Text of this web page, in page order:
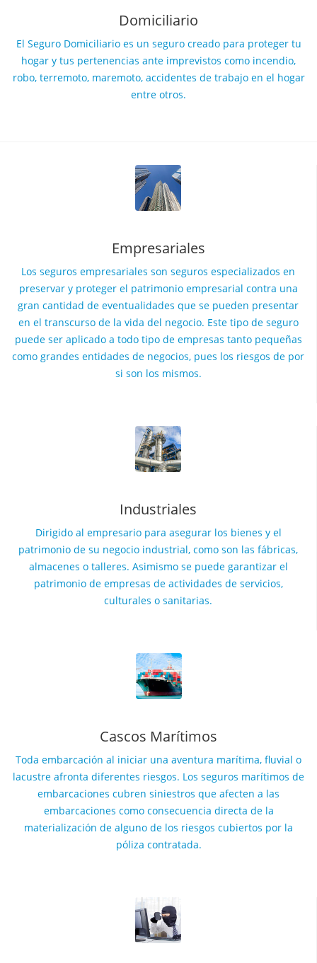
Domiciliario
El Seguro Domiciliario es un seguro creado para proteger tu
hogar y tus pertenencias ante imprevistos como incendio,
robo, terremoto, maremoto, accidentes de trabajo en el hogar
entre otros.
Empresariales
Los seguros empresariales son seguros especializados en
preservar y proteger el patrimonio empresarial contra una
gran cantidad de eventualidades que se pueden presentar
en el transcurso de la vida del negocio. Este tipo de seguro
puede ser aplicado a todo tipo de empresas tanto pequeñas
como grandes entidades de negocios, pues los riesgos de por
si son los mismos.
Industriales
Dirigido al empresario para asegurar los bienes y el
patrimonio de su negocio industrial, como son las fábricas,
almacenes o talleres. Asimismo se puede garantizar el
patrimonio de empresas de actividades de servicios,
culturales o sanitarias.
Cascos Marítimos
Toda embarcación al iniciar una aventura marítima, fluvial o
lacustre afronta diferentes riesgos. Los seguros marítimos de
embarcaciones cubren siniestros que afecten a las
embarcaciones como consecuencia directa de la
materialización de alguno de los riesgos cubiertos por la
póliza contratada.